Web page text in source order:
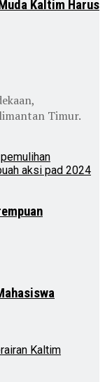
Kaltim Harus
Timur.